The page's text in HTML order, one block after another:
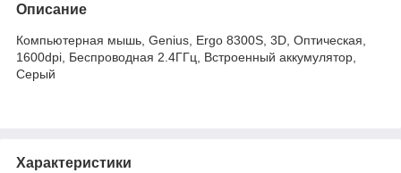
Описание
Компьютерная мышь, Genius, Ergo 8300S, 3D, Оптическая,
1600dpi, Беcпроводная 2.4ГГц, Встроенный аккумулятор,
Серый
Характеристики